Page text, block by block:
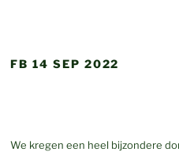
FB 14 SEP 2022
We kregen een heel bijzondere